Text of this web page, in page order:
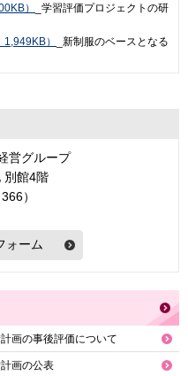
）
_学習評価プロジェクトの研
）
_新制服のベースとなる
営グループ
別館4階
）
画の事後評価について
画の公表